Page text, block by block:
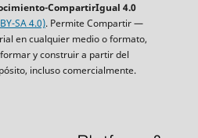
CompartirIgual 4.0
SA 4.0). Permite Compartir —
en cualquier medio o formato,
y construir a partir del
incluso comercialmente.